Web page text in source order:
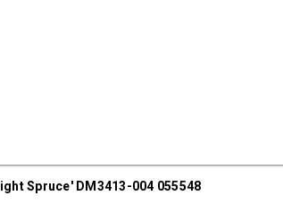
Spruce' DM3413-004 055548